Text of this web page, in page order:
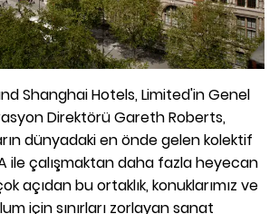
Shanghai Hotels, Limited'in Genel
Direktörü Gareth Roberts,
dünyadaki en önde gelen kolektif
ile çalışmaktan daha fazla heyecan
açıdan bu ortaklık, konuklarımız ve
için sınırları zorlayan sanat